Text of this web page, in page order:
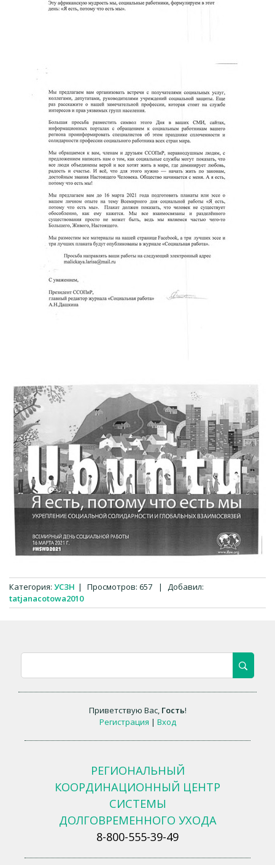
Категория: УСЗН | Просмотров: 657 | Добавил:
tatjanacotowa2010
Приветствую Вас, Гость!
Регистрация | Вход
РЕГИОНАЛЬНЫЙ
КООРДИНАЦИОННЫЙ ЦЕНТР
СИСТЕМЫ
ДОЛГОВРЕМЕННОГО УХОДА
8-800-555-39-49